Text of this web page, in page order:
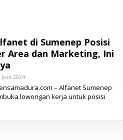
di Sumenep Posisi
Area dan Marketing, Ini
Juni 2024O
E
H
– Alfanet Sumenep
lowongan kerja untuk posisi